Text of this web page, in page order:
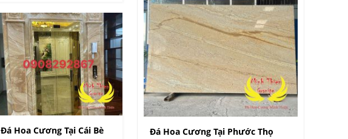
Đá Hoa Cương Tại Cái Bè
Đá Hoa Cương Tại Phước Thọ
Vĩnh Long